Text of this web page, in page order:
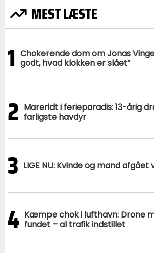
MEST LÆSTE
1 Chokerende dom om Jonas
godt, hvad klokken er slået”
2 Mareridt i ferieparadis: 13-årig
farligste havdyr
3 LIGE NU: Kvinde og mand afgået
4 Kæmpe chok i lufthavn: Drone
fundet – al trafik indstillet